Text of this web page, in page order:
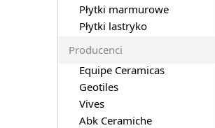
Płytki marmurowe
Płytki lastryko
Producenci
Equipe Ceramicas
Geotiles
Vives
Abk Ceramiche